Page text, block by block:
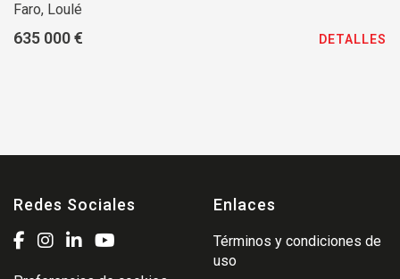
Faro, Loulé
635 000 € DETALLES
Redes Sociales Enlaces
Términos y condiciones de
uso